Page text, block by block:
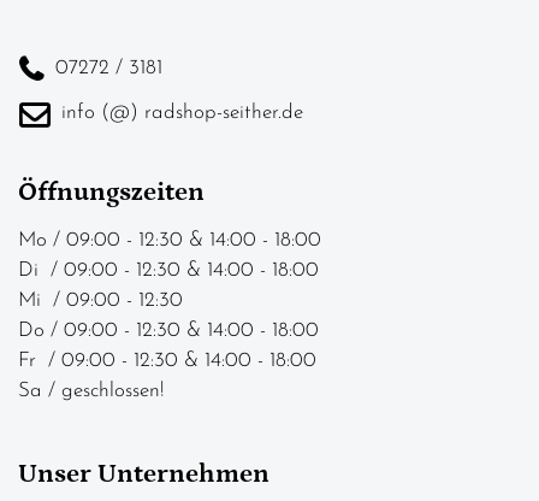
07272 / 3181
info (@) radshop-seither.de
Öffnungszeiten
Mo / 09:00 - 12:30 & 14:00 - 18:00
Di / 09:00 - 12:30 & 14:00 - 18:00
Mi / 09:00 - 12:30
Do / 09:00 - 12:30 & 14:00 - 18:00
Fr / 09:00 - 12:30 & 14:00 - 18:00
Sa / geschlossen!
Unser Unternehmen